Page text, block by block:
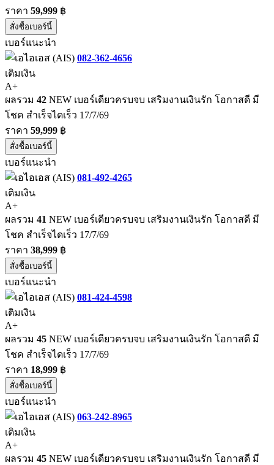
ราคา 59,999 ฿
สั่งซื้อเบอร์นี้
เบอร์แนะนำ
082-362-4656
เติมเงิน
A+
ผลรวม 42 NEW เบอร์เดียวครบจบ เสริมงานเงินรัก โอกาสดี มี
โชค สำเร็จไดเร็ว 17/7/69
ราคา 59,999 ฿
สั่งซื้อเบอร์นี้
เบอร์แนะนำ
081-492-4265
เติมเงิน
A+
ผลรวม 41 NEW เบอร์เดียวครบจบ เสริมงานเงินรัก โอกาสดี มี
โชค สำเร็จไดเร็ว 17/7/69
ราคา 38,999 ฿
สั่งซื้อเบอร์นี้
เบอร์แนะนำ
081-424-4598
เติมเงิน
A+
ผลรวม 45 NEW เบอร์เดียวครบจบ เสริมงานเงินรัก โอกาสดี มี
โชค สำเร็จไดเร็ว 17/7/69
ราคา 18,999 ฿
สั่งซื้อเบอร์นี้
เบอร์แนะนำ
063-242-8965
เติมเงิน
A+
ผลรวม 45 NEW เบอร์เดียวครบจบ เสริมงานเงินรัก โอกาสดี มี